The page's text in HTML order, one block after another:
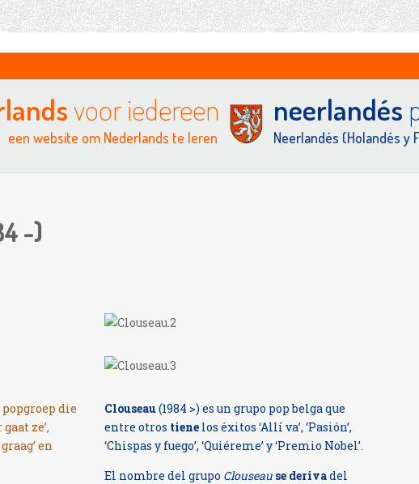
voor iedereen
een website om Nederlands te leren
neerlandés
Neerlandés (Holandés y
-)
die
ze’,
en
Clouseau(1984 >) es un grupo pop belga que
entre otros tiene los éxitos ‘Allí va’, ‘Pasión’,
‘Chispas y fuego’, ‘Quiéreme’ y ‘Premio Nobel’.
El nombre del grupo Clouseau se derivadel